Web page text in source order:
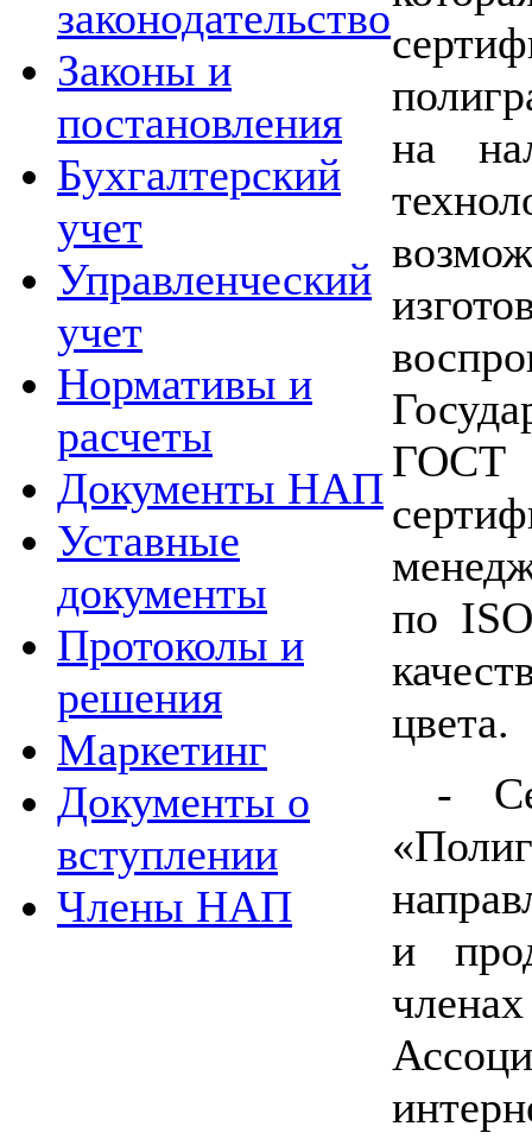
законодательство
Законы и
постановления
Бухгалтерский
учет
Управленческий
учет
Нормативы и
расчеты
Документы НАП
Уставные
документы
Протоколы и
решения
Маркетинг
Документы о
вступлении
Члены НАП
на
по ISO
цвета.
-
и